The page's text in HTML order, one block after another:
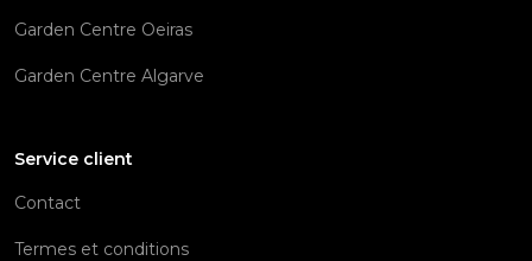
Garden Centre Oeiras
Garden Centre Algarve
Service client
Contact
Termes et conditions